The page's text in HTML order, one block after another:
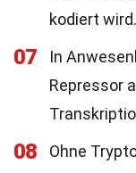
kodiert wird.
07
In
Repressor
08
Ohne